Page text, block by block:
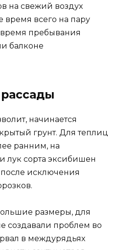
на свежий воздух
время всего на пару
пребывания
балконе
начинается
грунт. Для теплиц
ранним, на
лук сорта эксибишен
исключения
размеры, для
создавали проблем во
в междурядьях